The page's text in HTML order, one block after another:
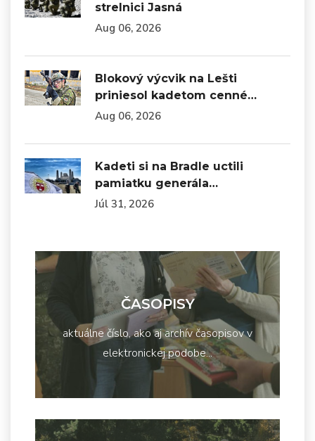
strelnici Jasná
Aug 06, 2026
Blokový výcvik na Lešti
priniesol kadetom cenné…
Aug 06, 2026
Kadeti si na Bradle uctili
pamiatku generála…
Júl 31, 2026
ČASOPISY
aktuálne číslo, ako aj archív časopisov v
elektronickej podobe...